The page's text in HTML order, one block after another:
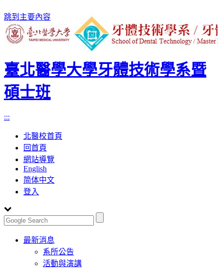
跳到主要內容
臺北醫學大學牙體技術學系暨
碩士班
:::
北醫校首頁
回首頁
網站導覽
English
简体中文
登入
Toggle
navigation
最新消息
系所公告
活動與演講